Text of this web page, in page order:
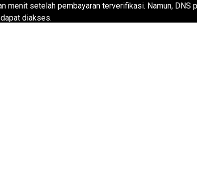
menit setelah pembayaran terverifikasi. Namun,
diakses.